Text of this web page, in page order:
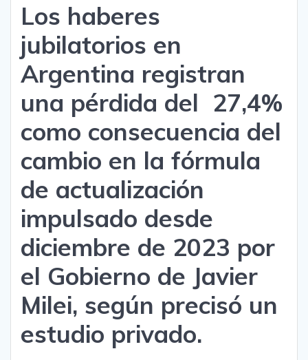
Los haberes
jubilatorios en
Argentina registran
una pérdida del 27,4%
como consecuencia del
cambio en la fórmula
de actualización
impulsado desde
diciembre de 2023 por
el Gobierno de Javier
Milei, según precisó un
estudio privado.